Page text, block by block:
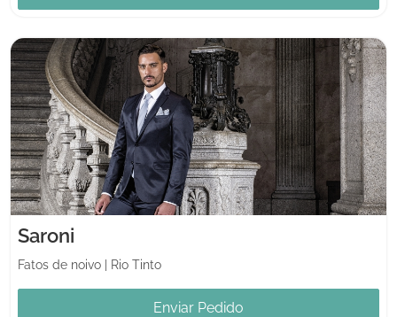
Saroni
Fatos de noivo Rio Tinto
Enviar Pedido